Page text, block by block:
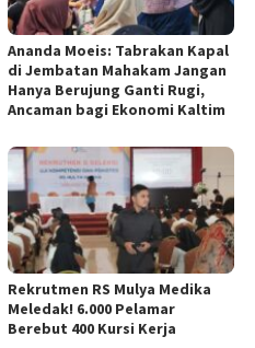
Ananda Moeis: Tabrakan Kapal
di Jembatan Mahakam Jangan
Hanya Berujung Ganti Rugi,
Ancaman bagi Ekonomi Kaltim
Rekrutmen RS Mulya Medika
Meledak! 6.000 Pelamar
Berebut 400 Kursi Kerja